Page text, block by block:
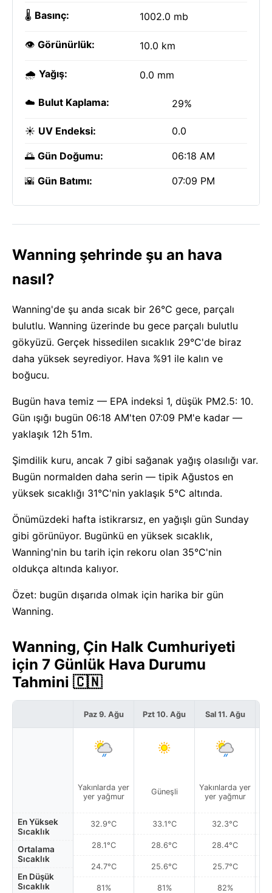
🌡️ Basınç: 1002.0 mb
👁️ Görünürlük: 10.0 km
🌧️ Yağış: 0.0 mm
☁️ Bulut Kaplama: 29%
☀️ UV Endeksi: 0.0
🌅 Gün Doğumu: 06:18 AM
🌇 Gün Batımı: 07:09 PM
Wanning şehrinde şu an hava
nasıl?
Wanning'de şu anda sıcak bir 26°C gece, parçalı
bulutlu. Wanning üzerinde bu gece parçalı bulutlu
gökyüzü. Gerçek hissedilen sıcaklık 29°C'de biraz
daha yüksek seyrediyor. Hava %91 ile kalın ve
boğucu.
Bugün hava temiz — EPA indeksi 1, düşük PM2.5: 10.
Gün ışığı bugün 06:18 AM'ten 07:09 PM'e kadar —
yaklaşık 12h 51m.
Şimdilik kuru, ancak 7 gibi sağanak yağış olasılığı var.
Bugün normalden daha serin — tipik Ağustos en
yüksek sıcaklığı 31°C'nin yaklaşık 5°C altında.
Önümüzdeki hafta istikrarsız, en yağışlı gün Sunday
gibi görünüyor. Bugünkü en yüksek sıcaklık,
Wanning'nin bu tarih için rekoru olan 35°C'nin
oldukça altında kalıyor.
Özet: bugün dışarıda olmak için harika bir gün
Wanning.
Wanning, Çin Halk Cumhuriyeti
için 7 Günlük Hava Durumu
Tahmini 🇨🇳
En Yüksek
Sıcaklık
Ortalama
Sıcaklık
En Düşük
Sıcaklık
Paz 9. Ağu
Yakınlarda yer
yer yağmur
32.9°C
28.1°C
24.7°C
81%
Pzt 10. Ağu
Güneşli
33.1°C
28.6°C
25.6°C
81%
Sal 11. Ağu
Yakınlarda yer
yer yağmur
32.3°C
28.4°C
25.7°C
82%